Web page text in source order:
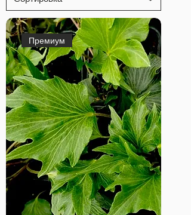
Премиум